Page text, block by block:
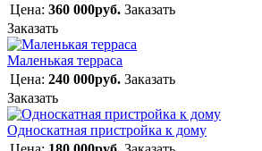
Цена: 360 000руб. Заказать
Заказать
Маленькая терраса
Цена: 240 000руб. Заказать
Заказать
Односкатная пристройка к дому